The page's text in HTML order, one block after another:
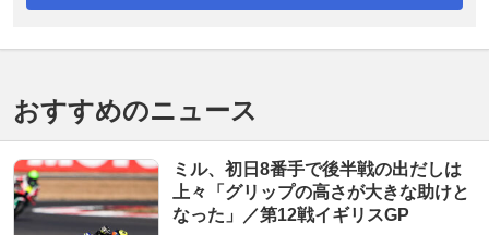
おすすめのニュース
ミル、初日8番手で後半戦の出だしは
上々「グリップの高さが大きな助けと
なった」／第12戦イギリスGP